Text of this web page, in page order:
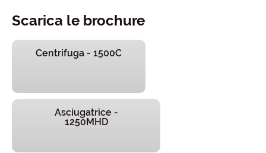
Scarica le brochure
Centrifuga - 1500C
Asciugatrice -
1250MHD